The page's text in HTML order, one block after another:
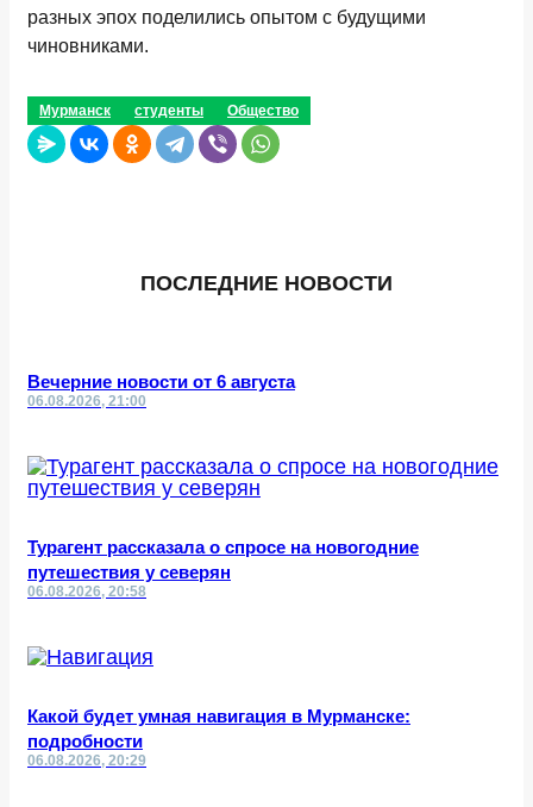
разных эпох поделились опытом с будущими
чиновниками.
Мурманск студенты Общество
ПОСЛЕДНИЕ НОВОСТИ
Вечерние новости от 6 августа
06.08.2026, 21:00
Турагент рассказала о спросе на новогодние
путешествия у северян
06.08.2026, 20:58
Какой будет умная навигация в Мурманске:
подробности
06.08.2026, 20:29